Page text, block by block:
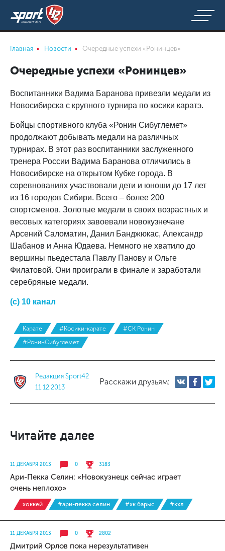
Главная Новости Очередные успехи «Ронинцев»
Очередные успехи «Ронинцев»
Воспитанники Вадима Баранова привезли медали из
Новосибирска с крупного турнира по косики каратэ.
Бойцы спортивного клуба «Ронин Сибуглемет»
продолжают добывать медали на различных
турнирах. В этот раз воспитанники заслуженного
тренера России Вадима Баранова отличились в
Новосибирске на открытом Кубке города. В
соревнованиях участвовали дети и юноши до 17 лет
из 16 городов Сибири. Всего – более 200
спортсменов. Золотые медали в своих возрастных и
весовых категориях завоевали новокузнечане
Арсений Саломатин, Данил Банджюкас, Александр
Шабанов и Анна Юдаева. Немного не хватило до
вершины пьедестала Павлу Панову и Ольге
Филатовой. Они проиграли в финале и заработали
серебряные медали.
(с) 10 канал
Карате #Косики-карате
#СК Ронин
#РонинСибуглемет
Редакция Sport42
11.12.2013
Расскажи друзьям:
Читайте далее
11 ДЕКАБРЯ 2013 0 3183
Ари-Пекка Селин: «Новокузнецк сейчас играет
очень неплохо»
хоккей #ари-пекка селин #хк барыс #кхл
11 ДЕКАБРЯ 2013 0 2802
Дмитрий Орлов пока нерезультативен